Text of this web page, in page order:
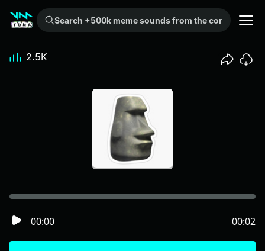
Search +500k meme sounds from the community...
00:00 00:02
2.5K